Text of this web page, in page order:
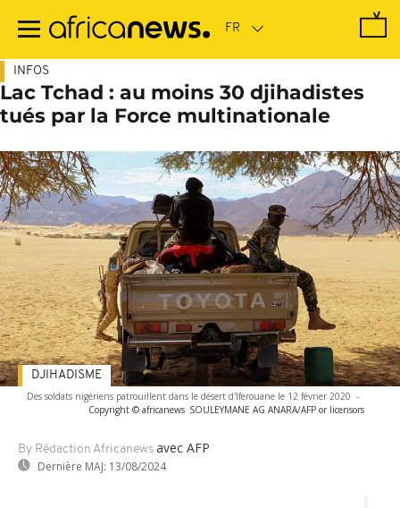
contenu
INFOS
Lac Tchad : au moins 30 djihadistes
tués par la Force multinationale
Des soldats nigériens patrouillent dans le désert d'Iferouane le 12 février 2020 -
Copyright © africanews SOULEYMANE AG ANARA/AFP or licensors
By Rédaction Africanews avec AFP
Dernière MAJ: 13/08/2024
DJIHADISME